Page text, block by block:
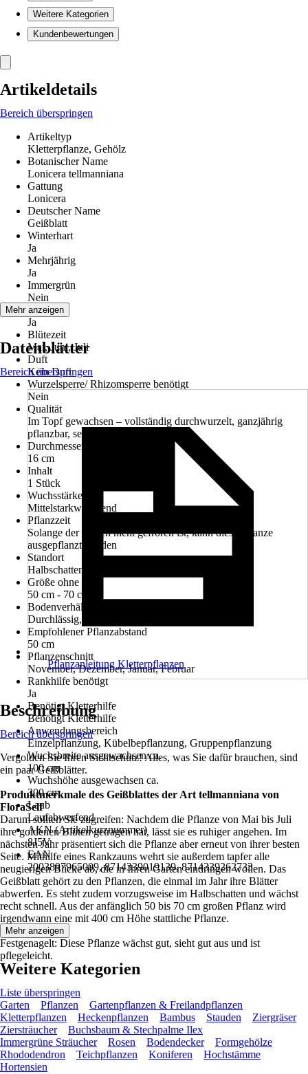
Weitere Kategorien
Kundenbewertungen
Artikeldetails
Bereich überspringen
Artikeltyp
Kletterpflanze, Gehölz
Botanischer Name
Lonicera tellmanniana
Gattung
Lonicera
Deutscher Name
Geißblatt
Winterhart
Ja
Mehrjährig
Ja
Immergrün
Nein
Blüte
Ja
Blütezeit
Mai, Juni, Juli
Duft
Kein Duft
Wurzelsperre/ Rhizomsperre benötigt
Nein
Qualität
Im Topf gewachsen – vollständig durchwurzelt, ganzjährig
pflanzbar, sehr sicheres Anwachsen
Durchmesser Topfgröße
16 cm
Inhalt
1 Stück
Wuchsstärke
Mittelstarkwachsend
Pflanzzeit
Solange der Boden nicht gefroren ist, kann diese Pflanze
ausgepflanzt werden
Standort
Halbschatten
Größe ohne Topf
50 cm - 70 cm
Bodenverhältnisse
Durchlässig, Nährstoffreich
Empfohlener Pflanzabstand
50 cm
Pflanzenschnitt
November, Dezember, Januar, Februar
Rankhilfe benötigt
Ja
Benötigt Kletterhilfe
Benötigt Kletterhilfe
Anwendungsbereich
Einzelpflanzung, Kübelbepflanzung, Gruppenpflanzung
Wuchsbreite ausgewachsen ca.
100 cm
Wuchshöhe ausgewachsen ca.
300 cm
Laub
Laufabwerfend
AKN (Artikelkurznummer)
8J5V
EAN
2003897965009, 8714339019139, 8714339262733
Mehr anzeigen
Datenblätter
Bereich überspringen
Pflanzanleitung Kletterpflanzen
Beschreibung
Bereich überspringen
Vergolden Sie Ihren Sichtschutz! Alles, was Sie dafür brauchen, sind
ein paar Geißblätter.
Produktmerkmale des Geißblattes der Art tellmanniana von
FloraSelf
Darum sollten Sie zugreifen: Nachdem die Pflanze von Mai bis Juli
ihre goldenen Blüten getragen hat, lässt sie es ruhiger angehen. Im
nächsten Jahr präsentiert sich die Pflanze aber erneut von ihrer besten
Seite. Mithilfe eines Rankzauns wehrt sie außerdem tapfer alle
neugierigen Blicke ab, die in Ihren Garten eindringen wollen. Das
Geißblatt gehört zu den Pflanzen, die einmal im Jahr ihre Blätter
abwerfen. Es steht zudem vorzugsweise im Halbschatten und wächst
recht schnell. Aus der anfänglich 50 bis 70 cm großen Pflanz wird
irgendwann eine mit 400 cm Höhe stattliche Pflanze.
Festgenagelt: Diese Pflanze wächst gut, sieht gut aus und ist
pflegeleicht.
Mehr anzeigen
Weitere Kategorien
Liste überspringen
Garten
Pflanzen
Gartenpflanzen & Freilandpflanzen
Kletterpflanzen
Heckenpflanzen Bambus Stauden
Ziergräser
Ziersträucher
Buchsbaum & Stechpalme Ilex
Immergrüne Sträucher
Rosen Bodendecker
Formgehölze
Rhododendron
Teichpflanzen Koniferen
Hochstämme
Hortensien